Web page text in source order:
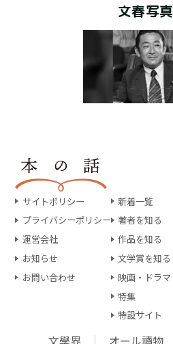
文春写
サイトポリシー
プライバシーポリシー
運営会社
お知らせ
お問い合わせ
新着一覧
著者を知る
作品を知る
文学賞を知る
映画・ドラ
特集
特設サイト
文學界 オール讀物